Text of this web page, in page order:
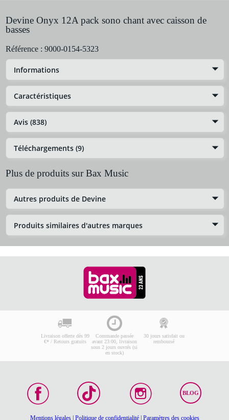
Devine Onyx 12A pack sono chant avec caisson de
basses
Référence : 9000-0154-5323
Informations
Caractéristiques
Avis (838)
Téléchargements (9)
Plus de produits sur Bax Music
Autres produits de Devine
Produits similaires d'autres marques
Livraison offerte dès 99
€* / Retours gratuits
Commande passée
avant 23:00, livraison
sous 2 jours ouvrés (si
en stock)
30 jours satisfait ou
remboursé
BLOG
Mentions légales| Politique de confidentialité| Paramètres des cookies